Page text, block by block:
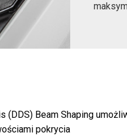
Beam Shaping
pokrycia